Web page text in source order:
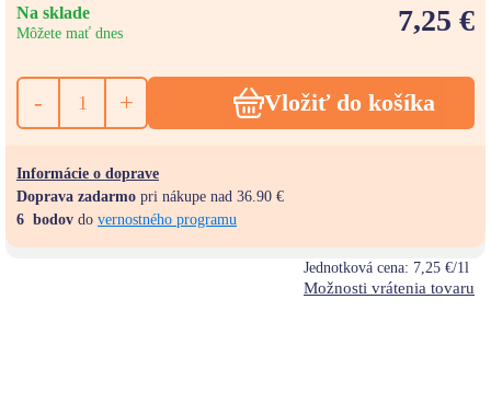
Na sklade
Môžete mať dnes 7,25 €
- + Vložiť do košíka
Informácie o doprave
Doprava zadarmo pri nákupe nad 36.90 €
6 bodov do vernostného programu
Jednotková cena: 7,25 €/1l
Možnosti vrátenia tovaru